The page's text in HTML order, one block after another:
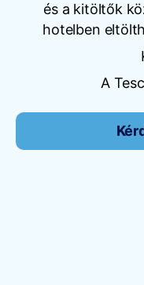
és a kitöltők
hotelben
A